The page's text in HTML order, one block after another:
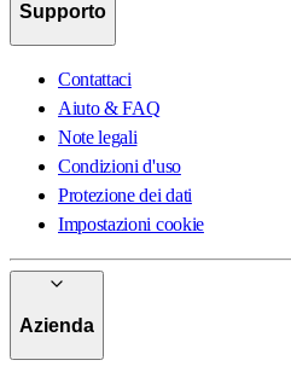
Supporto
Contattaci
Aiuto & FAQ
Note legali
Condizioni d'uso
Protezione dei dati
Impostazioni cookie
Azienda